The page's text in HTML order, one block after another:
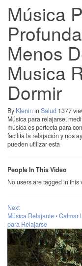
Música
Menos
Musica
Dormir
By Klenin in Salud 1377
Música para relajarse,
música es perfecta para
facilita la relajación y nos
pueden utilizar esta
People In This Video
No users are tagged in this
Next
Música Relajante •
para Relajarse